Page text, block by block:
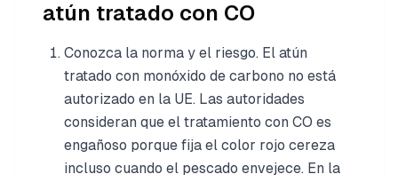
atún tratado con CO
Conozca la norma y el riesgo. El atún
tratado con monóxido de carbono no está
autorizado en la UE. Las autoridades
consideran que el tratamiento con CO es
engañoso porque fija el color rojo cereza
incluso cuando el pescado envejece. En la